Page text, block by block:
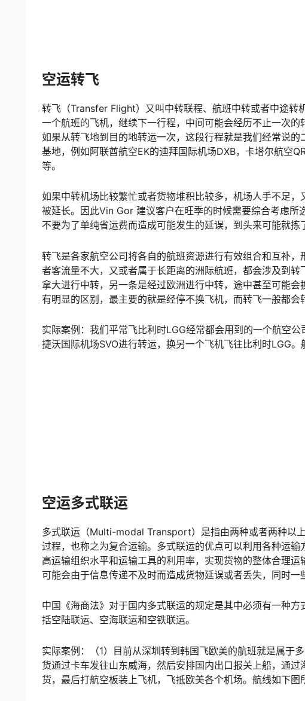
空运转飞
转飞（Transfer Flight）又叫中转联程、航班中转或者中途转
一个航班的飞机，继续下一行程，中间可能会经历不止一次
如果从转飞地到目的地转运一次，这段行程就是我们经常说
基地，例如阿联酋航空EK的迪拜国际机场DXB，卡塔尔航空
等。
如果中转机场比较繁忙或者货物堆积比较多，机场人手不足
被延长。因此Vin Gor 建议客户在旺季的时候需要综合考虑所
不要为了单纯省运费而造成可能发生的延误，到头来可能就拣
转飞是各家航空公司将各自的航班资源进行有效组合和互补
者客流量不大，又或者属于长距离的洲际航班，都会涉及到
拿大进行中转，另一条是经过欧洲进行中转，途中甚至可能
有明显的区别，最主要的就是经停不换飞机，而转飞一般都会
实际案例：我们平常飞比利时LGG经常都会用到的一个航空
捷沃国际机场SVO进行转运，换另一个飞机飞往比利时LGG。
空运多式联运
多式联运（Multi-modal Transport）是指由两种或者两种以
过程，也称之为复合运输。多式联运的优点可以利用各种运
高运输组织水平和运输工具的利用率，实现货物的整体合理
可能会由于信息传递不及时而造成货物延误或者丢失，同时一
中国《海商法》对于国内多式联运的规定是其中必须有一种
括空陆联运、空海联运和空铁联运。
实际案例：（1）目前从深圳转到韩国飞欧美的航班就是属于
货通过卡车发往山东威海，然后安排国内出口报关上船，通
货，最后打航空板装上飞机，飞抵欧美各个机场。航线如下图